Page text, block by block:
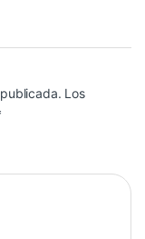
Los